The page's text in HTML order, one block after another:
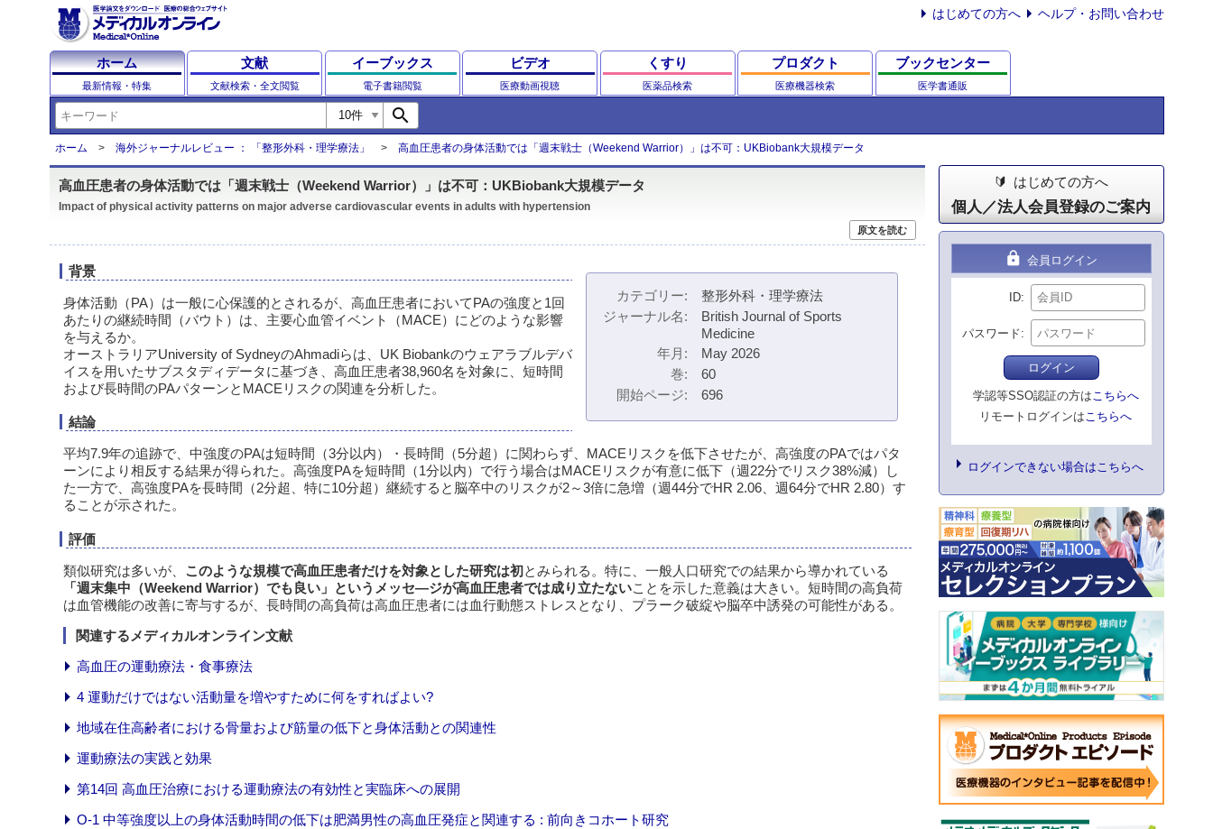
はじめての方へ ヘルプ・お問い合わせ
ホーム
最新情報・特集
文献
文献検索・全文閲覧
イーブックス
電子書籍閲覧
ビデオ
医療動画視聴
くすり
医薬品検索
プロダクト
医療機器検索
ブックセンター
医学書通販
search
ホーム 海外ジャーナルレビュー ： 「整形外科・理学療法」 高血圧患者の身体活動では「週末戦士（Weekend Warrior）」は不可：UKBiobank大規模データ
高血圧患者の身体活動では「週末戦士（Weekend Warrior）」は不可：UKBiobank大規模データ
Impact of physical activity patterns on major adverse cardiovascular events in adults with hypertension
原文を読む
カテゴリー
整形外科・理学療法
ジャーナル名
British Journal of Sports
Medicine
年月
May 2026
巻
60
開始ページ
696
背景
身体活動（PA）は一般に心保護的とされるが、高血圧患者においてPAの強度と1回
あたりの継続時間（バウト）は、主要心血管イベント（MACE）にどのような影響
を与えるか。
オーストラリアUniversity of SydneyのAhmadiらは、UK Biobankのウェアラブルデバ
イスを用いたサブスタディデータに基づき、高血圧患者38,960名を対象に、短時間
および長時間のPAパターンとMACEリスクの関連を分析した。
結論
平均7.9年の追跡で、中強度のPAは短時間（3分以内）・長時間（5分超）に関わらず、MACEリスクを低下させたが、高強度のPAではパタ
ーンにより相反する結果が得られた。高強度PAを短時間（1分以内）で行う場合はMACEリスクが有意に低下（週22分でリスク38%減）し
た一方で、高強度PAを長時間（2分超、特に10分超）継続すると脳卒中のリスクが2～3倍に急増（週44分でHR 2.06、週64分でHR 2.80）す
ることが示された。
評価
類似研究は多いが、 このような規模で高血圧患者だけを対象とした研究は初とみられる。特に、一般人口研究での結果から導かれている
「週末集中（Weekend Warrior）でも良い」というメッセ―ジが高血圧患者では成り立たないことを示した意義は大きい。短時間の高負荷
は血管機能の改善に寄与するが、長時間の高負荷は高血圧患者には血行動態ストレスとなり、プラーク破綻や脳卒中誘発の可能性がある。
関連するメディカルオンライン文献
高血圧の運動療法・食事療法
4 運動だけではない活動量を増やすために何をすればよい?
地域在住高齢者における骨量および筋量の低下と身体活動との関連性
運動療法の実践と効果
第14回 高血圧治療における運動療法の有効性と実臨床への展開
O-1 中等強度以上の身体活動時間の低下は肥満男性の高血圧発症と関連する : 前向きコホート研究
はじめての方へ
個人／法人会員登録のご案内
lock 会員ログイン
ID
パスワード
ログイン
学認等SSO認証の方はこちらへ
リモートログインはこちらへ
ログインできない場合はこちらへ